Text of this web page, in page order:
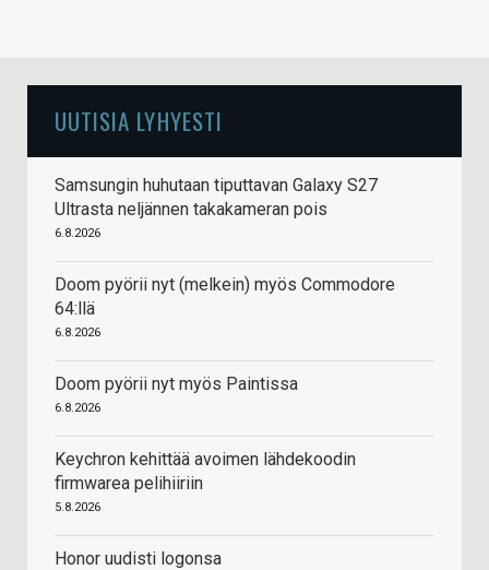
UUTISIA LYHYESTI
Samsungin huhutaan tiputtavan Galaxy S27
Ultrasta neljännen takakameran pois
6.8.2026
Doom pyörii nyt (melkein) myös Commodore
64:llä
6.8.2026
Doom pyörii nyt myös Paintissa
6.8.2026
Keychron kehittää avoimen lähdekoodin
firmwarea pelihiiriin
5.8.2026
Honor uudisti logonsa